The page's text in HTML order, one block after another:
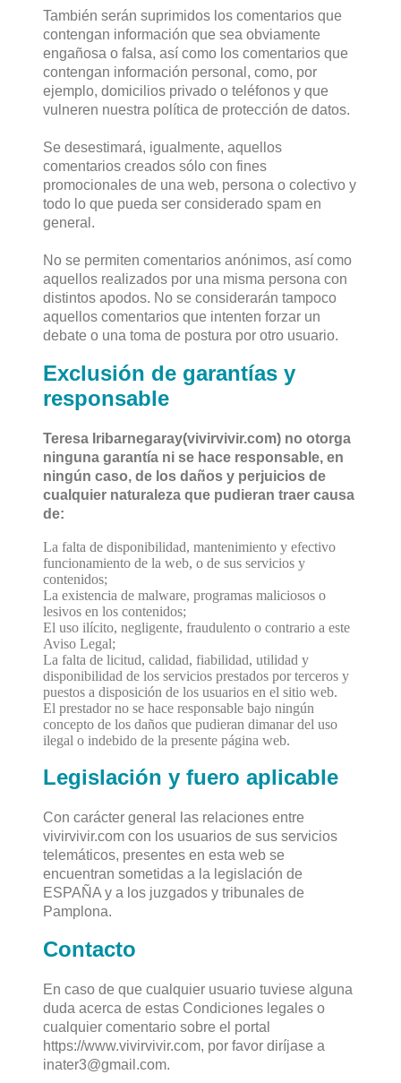
También serán suprimidos los comentarios que
contengan información que sea obviamente
engañosa o falsa, así como los comentarios que
contengan información personal, como, por
ejemplo, domicilios privado o teléfonos y que
vulneren nuestra política de protección de datos.
Se desestimará, igualmente, aquellos
comentarios creados sólo con fines
promocionales de una web, persona o colectivo y
todo lo que pueda ser considerado spam en
general.
No se permiten comentarios anónimos, así como
aquellos realizados por una misma persona con
distintos apodos. No se considerarán tampoco
aquellos comentarios que intenten forzar un
debate o una toma de postura por otro usuario.
Exclusión de garantías y
responsable
Teresa Iribarnegaray(vivirvivir.com) no otorga
ninguna garantía ni se hace responsable, en
ningún caso, de los daños y perjuicios de
cualquier naturaleza que pudieran traer causa
de:
La falta de disponibilidad, mantenimiento y efectivo
funcionamiento de la web, o de sus servicios y
contenidos;
La existencia de malware, programas maliciosos o
lesivos en los contenidos;
El uso ilícito, negligente, fraudulento o contrario a este
Aviso Legal;
La falta de licitud, calidad, fiabilidad, utilidad y
disponibilidad de los servicios prestados por terceros y
puestos a disposición de los usuarios en el sitio web.
El prestador no se hace responsable bajo ningún
concepto de los daños que pudieran dimanar del uso
ilegal o indebido de la presente página web.
Legislación y fuero aplicable
Con carácter general las relaciones entre
vivirvivir.com con los usuarios de sus servicios
telemáticos, presentes en esta web se
encuentran sometidas a la legislación de
ESPAÑA y a los juzgados y tribunales de
Pamplona.
Contacto
En caso de que cualquier usuario tuviese alguna
duda acerca de estas Condiciones legales o
cualquier comentario sobre el portal
https://www.vivirvivir.com, por favor diríjase a
inater3@gmail.com.